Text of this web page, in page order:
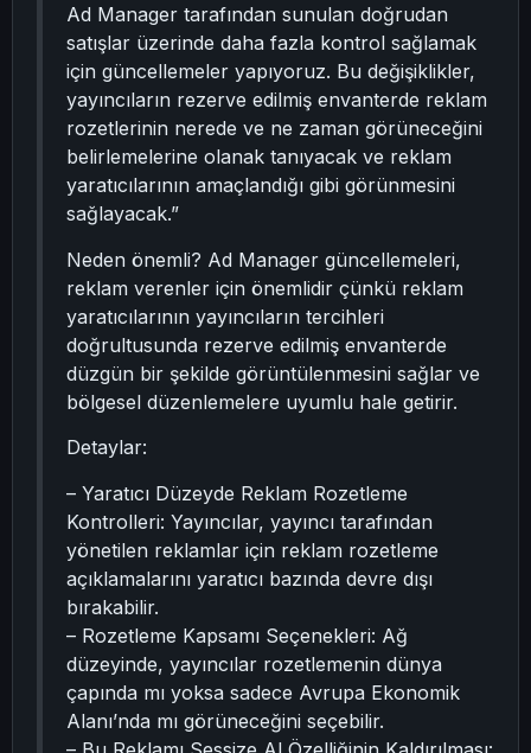
Ad Manager tarafından sunulan doğrudan
satışlar üzerinde daha fazla kontrol sağlamak
için güncellemeler yapıyoruz. Bu değişiklikler,
yayıncıların rezerve edilmiş envanterde reklam
rozetlerinin nerede ve ne zaman görüneceğini
belirlemelerine olanak tanıyacak ve reklam
yaratıcılarının amaçlandığı gibi görünmesini
sağlayacak.”
Neden önemli? Ad Manager güncellemeleri,
reklam verenler için önemlidir çünkü reklam
yaratıcılarının yayıncıların tercihleri
doğrultusunda rezerve edilmiş envanterde
düzgün bir şekilde görüntülenmesini sağlar ve
bölgesel düzenlemelere uyumlu hale getirir.
Detaylar:
– Yaratıcı Düzeyde Reklam Rozetleme
Kontrolleri: Yayıncılar, yayıncı tarafından
yönetilen reklamlar için reklam rozetleme
açıklamalarını yaratıcı bazında devre dışı
bırakabilir.
– Rozetleme Kapsamı Seçenekleri: Ağ
düzeyinde, yayıncılar rozetlemenin dünya
çapında mı yoksa sadece Avrupa Ekonomik
Alanı’nda mı görüneceğini seçebilir.